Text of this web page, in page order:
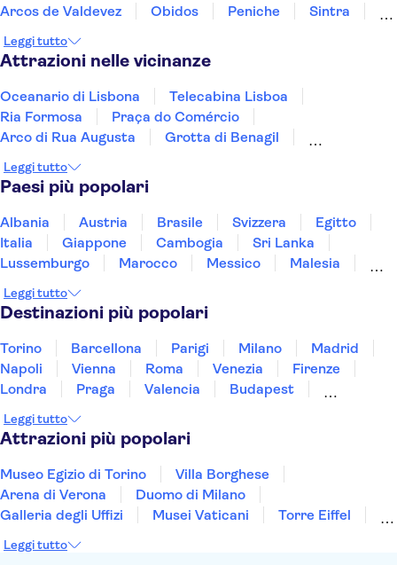
Arcos de Valdevez
Obidos Peniche
Sintra
Leggi tutto
Attrazioni nelle vicinanze
Oceanario di Lisbona
Telecabina Lisboa
Ria Formosa
Praça do Comércio
Arco di Rua Augusta
Grotta di Benagil
Monastero dos Jerónimos
Museo nazionale delle carrozze
Calouste Gulbenkian Museum
Zoo di Lisbona
Parco Nazionale Peneda-Geres
Fado Shows
Palacio Nacional de Sintra
WOW Porto
Leggi tutto
Paesi più popolari
Albania Austria Brasile Svizzera
Egitto
Italia
Giappone Cambogia
Sri Lanka
Lussemburgo
Marocco Messico
Malesia
Tunisia
Turchia Vietnam
Leggi tutto
Destinazioni più popolari
Torino Barcellona Parigi Milano
Madrid
Napoli
Vienna Roma Venezia
Firenze
Londra
Praga Valencia
Budapest
Palermo
Leggi tutto
Attrazioni più popolari
Museo Egizio di Torino
Villa Borghese
Arena di Verona
Duomo di Milano
Galleria degli Uffizi
Musei Vaticani
Torre Eiffel
Reggia di Caserta
Leggi tutto